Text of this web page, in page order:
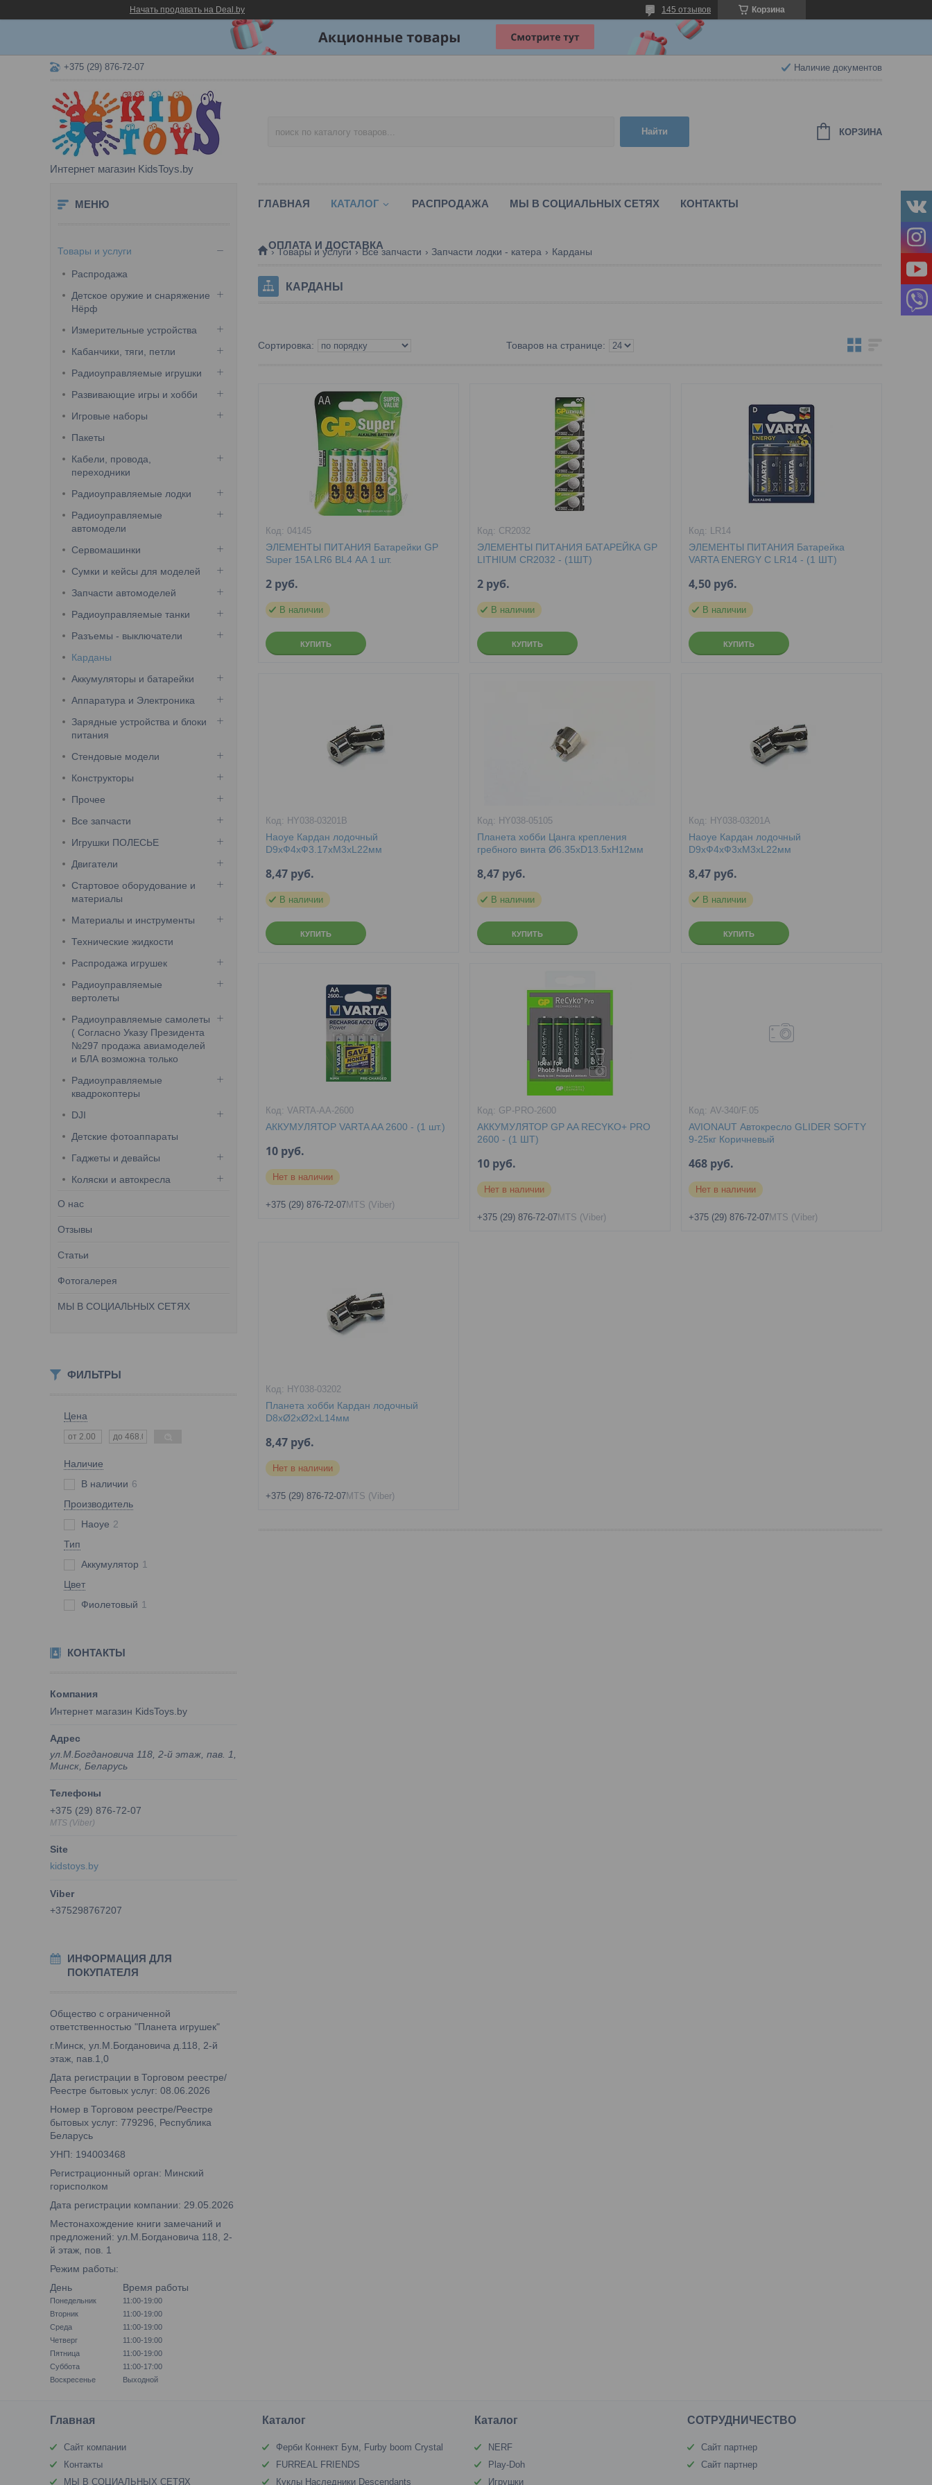
Начать продавать на Deal.by Корзина
145 отзывов
+375 (29) 876-72-07 Наличие документов
Интернет магазин KidsToys.by
Найти КОРЗИНА
Товары и услуги
Распродажа
Детское оружие и снаряжение
Нёрф
Измерительные устройства
Кабанчики, тяги, петли
Радиоуправляемые игрушки
Развивающие игры и хобби
Игровые наборы
Пакеты
Кабели, провода,
переходники
Радиоуправляемые лодки
Радиоуправляемые
автомодели
Сервомашинки
Сумки и кейсы для моделей
Запчасти автомоделей
Радиоуправляемые танки
Разъемы - выключатели
Карданы
Аккумуляторы и батарейки
Аппаратура и Электроника
Зарядные устройства и блоки
питания
Стендовые модели
Конструкторы
Прочее
Все запчасти
Игрушки ПОЛЕСЬЕ
Двигатели
Стартовое оборудование и
материалы
Материалы и инструменты
Технические жидкости
Распродажа игрушек
Радиоуправляемые
вертолеты
Радиоуправляемые самолеты
( Согласно Указу Президента
№297 продажа авиамоделей
и БЛА возможна только
Радиоуправляемые
квадрокоптеры
DJI
Детские фотоаппараты
Гаджеты и девайсы
Коляски и автокресла
О нас
Отзывы
Статьи
Фотогалерея
МЫ В СОЦИАЛЬНЫХ СЕТЯХ
ФИЛЬТРЫ
Цена
Наличие
В наличии 6
Производитель
Haoye 2
Тип
Аккумулятор 1
Цвет
Фиолетовый 1
КОНТАКТЫ
Интернет магазин KidsToys.by
ул.М.Богдановича 118, 2-й этаж, пав. 1,
Минск, Беларусь
+375 (29) 876-72-07
MTS (Viber)
kidstoys.by
+375298767207
ИНФОРМАЦИЯ ДЛЯ
ПОКУПАТЕЛЯ
Общество с ограниченной
ответственностью "Планета игрушек"
г.Минск, ул.М.Богдановича д.118, 2-й
этаж, пав.1,0
Дата регистрации в Торговом реестре/
Реестре бытовых услуг: 08.06.2026
Номер в Торговом реестре/Реестре
бытовых услуг: 779296, Республика
Беларусь
УНП: 194003468
Регистрационный орган: Минский
горисполком
Дата регистрации компании: 29.05.2026
Местонахождение книги замечаний и
предложений: ул.М.Богдановича 118, 2-
й этаж, пов. 1
Режим работы:
День
Время работы
Понедельник
11:00-19:00
Вторник
11:00-19:00
Среда
11:00-19:00
Четверг
11:00-19:00
Пятница
11:00-19:00
Суббота
11:00-17:00
Воскресенье
Выходной
ГЛАВНАЯ КАТАЛОГ РАСПРОДАЖА МЫ В СОЦИАЛЬНЫХ СЕТЯХ КОНТАКТЫ
ОПЛАТА И ДОСТАВКА
Товары и услуги Все запчасти Запчасти лодки - катера Карданы
КАРДАНЫ
04145
ЭЛЕМЕНТЫ ПИТАНИЯ Батарейки GP
Super 15A LR6 BL4 АА 1 шт.
2 руб.
В наличии
КУПИТЬ
CR2032
ЭЛЕМЕНТЫ ПИТАНИЯ БАТАРЕЙКА GP
LITHIUM CR2032 - (1ШТ)
2 руб.
В наличии
КУПИТЬ
LR14
ЭЛЕМЕНТЫ ПИТАНИЯ Батарейка
VARTA ENERGY C LR14 - (1 ШТ)
4,50 руб.
В наличии
КУПИТЬ
HY038-03201B
Haoye Кардан лодочный
D9xФ4xФ3.17xM3xL22мм
8,47 руб.
В наличии
КУПИТЬ
HY038-05105
Планета хобби Цанга крепления
гребного винта Ø6.35xD13.5xH12мм
8,47 руб.
В наличии
КУПИТЬ
HY038-03201A
Haoye Кардан лодочный
D9xФ4xФ3xM3xL22мм
8,47 руб.
В наличии
КУПИТЬ
VARTA-AA-2600
АККУМУЛЯТОР VARTA AA 2600 - (1 шт.)
10 руб.
Нет в наличии
+375 (29) 876-72-07MTS (Viber)
GP-PRO-2600
АККУМУЛЯТОР GP AA RECYKO+ PRO
2600 - (1 ШТ)
10 руб.
Нет в наличии
+375 (29) 876-72-07MTS (Viber)
AV-340/F.05
AVIONAUT Автокресло GLIDER SOFTY
9-25кг Коричневый
468 руб.
Нет в наличии
+375 (29) 876-72-07MTS (Viber)
HY038-03202
Планета хобби Кардан лодочный
D8xØ2xØ2xL14мм
8,47 руб.
Нет в наличии
+375 (29) 876-72-07MTS (Viber)
Главная
Сайт компании
Контакты
МЫ В СОЦИАЛЬНЫХ СЕТЯХ
Каталог
Ферби Коннект Бум, Furby boom Crystal
FURREAL FRIENDS
Куклы Наследники Descendants
Каталог
NERF
Play-Doh
Игрушки
CОТРУДНИЧЕСТВО
Сайт партнер
Сайт партнер